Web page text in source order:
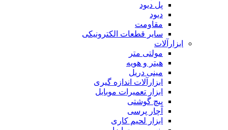
پل دیود
دیود
مقاومت
سایر قطعات الکترونیکی
ابزارآلات
مولتی متر
هیتر و هویه
مینی دریل
ابزارآلات اندازه گیری
ابزار تعمیرات موبایل
پیچ گوشتی
آچار پرسی
ابزار لحیم کاری